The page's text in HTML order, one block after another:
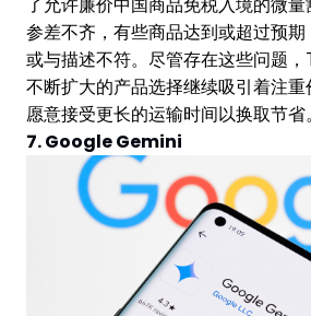
参差不齐，有些商品达到或超过预
或与描述不符。尽管存在这些问题
不断扩大的产品选择继续吸引着注
愿意接受更长的运输时间以换取节省。
7. Google Gemini